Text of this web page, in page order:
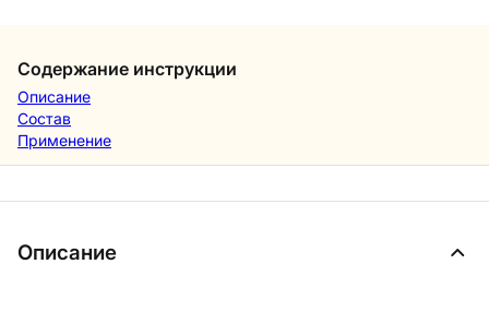
Содержание инструкции
Описание
Состав
Применение
Описание